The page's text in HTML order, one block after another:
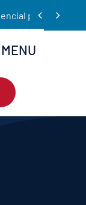
para
 
MENU